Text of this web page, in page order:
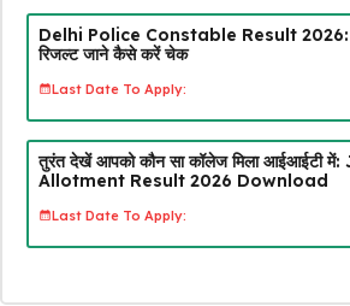
Delhi Police Constable Result 2026:
रिजल्ट जाने कैसे करें चेक
Last Date To Apply:
तुरंत देखें आपको कौन सा कॉलेज मिला आईआईटी
Allotment Result 2026 Download
Last Date To Apply: